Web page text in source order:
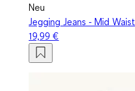
Neu
Jegging Jeans - Mid Waist
19,99 €